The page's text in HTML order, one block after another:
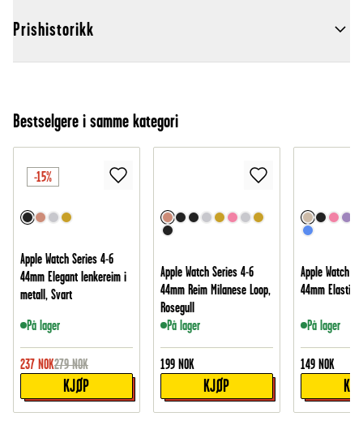
Prishistorikk
Bestselgere i samme kategori
-15%
Apple Watch Series 4-6
44mm Elegant lenkereim i
metall, Svart
På lager
237 NOK279 NOK
KJØP
Apple Watch Series 4-6
44mm Reim Milanese Loop,
Rosegull
På lager
199 NOK
KJØP
Apple Watch
44mm
På lager
149 NOK